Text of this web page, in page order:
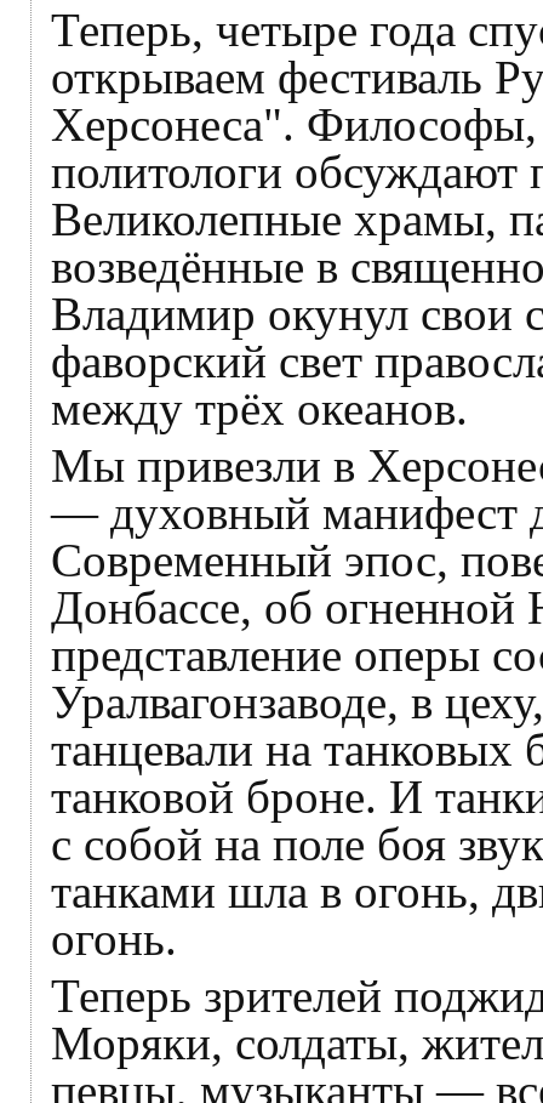
Теперь, четыре года
открываем фестиваль
Херсонеса".
политологи
Великолепные храмы,
возведённые в
Владимир окунул свои
фаворский свет
между трёх океанов.
Мы привезли в
— духовный манифест
Современный эпос,
Донбассе, об огненной
представление оперы
Уралвагонзаводе, в
танцевали на
танковой броне. И
с собой на поле боя
танками шла в огонь,
огонь.
Теперь зрителей
Моряки, солдаты,
певцы, музыканты —